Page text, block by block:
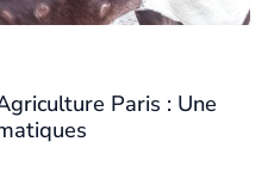
Paris : Une